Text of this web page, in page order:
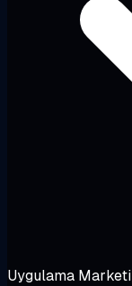
Uygulama Marketi